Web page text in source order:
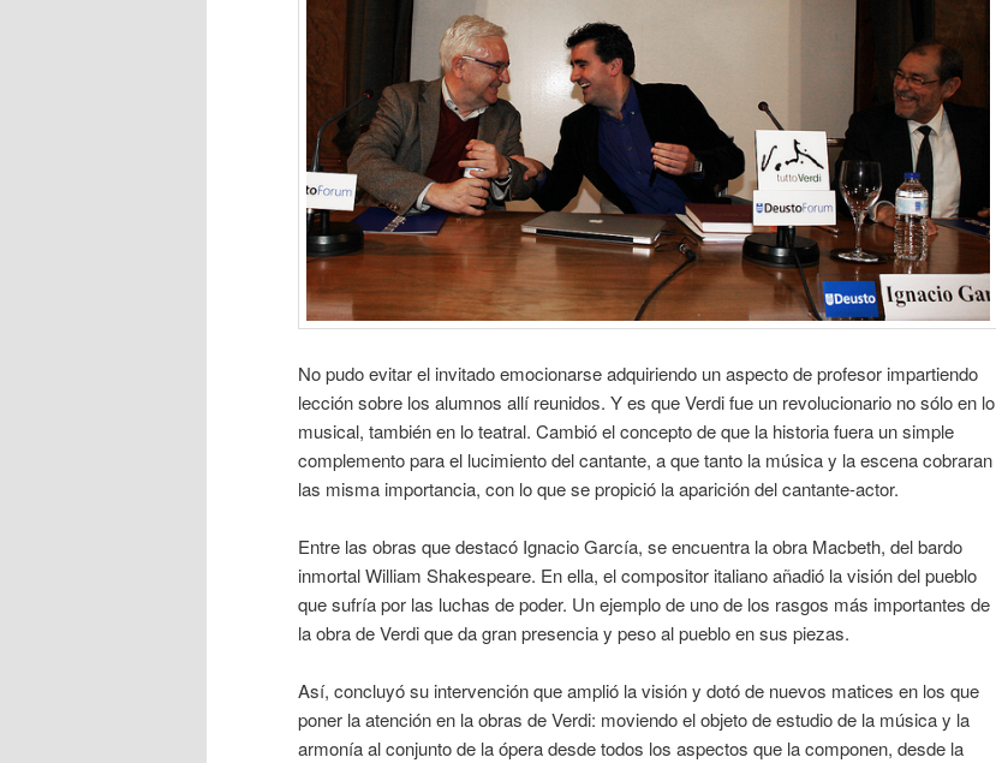
No pudo evitar el invitado emocionarse adquiriendo un aspecto de profesor impartiendo
lección sobre los alumnos allí reunidos. Y es que Verdi fue un revolucionario no sólo en lo
musical, también en lo teatral. Cambió el concepto de que la historia fuera un simple
complemento para el lucimiento del cantante, a que tanto la música y la escena cobraran
las misma importancia, con lo que se propició la aparición del cantante-actor.
Entre las obras que destacó Ignacio García, se encuentra la obra Macbeth, del bardo
inmortal William Shakespeare. En ella, el compositor italiano añadió la visión del pueblo
que sufría por las luchas de poder. Un ejemplo de uno de los rasgos más importantes de
la obra de Verdi que da gran presencia y peso al pueblo en sus piezas.
Así, concluyó su intervención que amplió la visión y dotó de nuevos matices en los que
poner la atención en la obras de Verdi: moviendo el objeto de estudio de la música y la
armonía al conjunto de la ópera desde todos los aspectos que la componen, desde la